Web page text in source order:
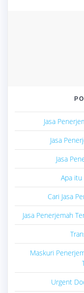
Jasa
Jasa
Jasa
Apa
Cari Jasa
Jasa Penerjemah
Maskuri
Urgent